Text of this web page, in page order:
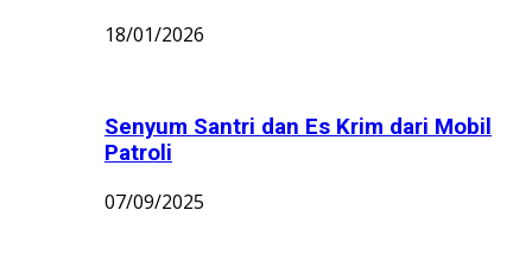
18/01/2026
Senyum Santri dan Es Krim dari Mobil
Patroli
07/09/2025